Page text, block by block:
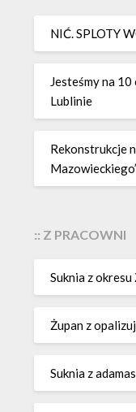
NIĆ. SPLOTY
Jesteśmy na
Lublinie
Rekonstrukcje
:: Z PRACOWNI
Suknia z
Żupan z
Suknia z